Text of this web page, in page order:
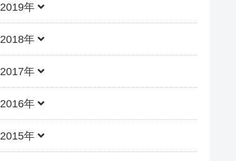
2019年
2018年
2017年
2016年
2015年